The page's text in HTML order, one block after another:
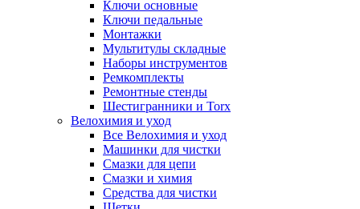
Ключи основные
Ключи педальные
Монтажки
Мультитулы складные
Наборы инструментов
Ремкомплекты
Ремонтные стенды
Шестигранники и Torx
Велохимия и уход
Все Велохимия и уход
Машинки для чистки
Смазки для цепи
Смазки и химия
Средства для чистки